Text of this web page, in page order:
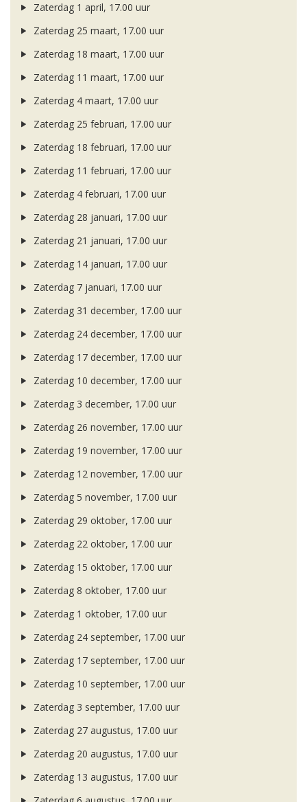
Zaterdag 1 april, 17.00 uur
Zaterdag 25 maart, 17.00 uur
Zaterdag 18 maart, 17.00 uur
Zaterdag 11 maart, 17.00 uur
Zaterdag 4 maart, 17.00 uur
Zaterdag 25 februari, 17.00 uur
Zaterdag 18 februari, 17.00 uur
Zaterdag 11 februari, 17.00 uur
Zaterdag 4 februari, 17.00 uur
Zaterdag 28 januari, 17.00 uur
Zaterdag 21 januari, 17.00 uur
Zaterdag 14 januari, 17.00 uur
Zaterdag 7 januari, 17.00 uur
Zaterdag 31 december, 17.00 uur
Zaterdag 24 december, 17.00 uur
Zaterdag 17 december, 17.00 uur
Zaterdag 10 december, 17.00 uur
Zaterdag 3 december, 17.00 uur
Zaterdag 26 november, 17.00 uur
Zaterdag 19 november, 17.00 uur
Zaterdag 12 november, 17.00 uur
Zaterdag 5 november, 17.00 uur
Zaterdag 29 oktober, 17.00 uur
Zaterdag 22 oktober, 17.00 uur
Zaterdag 15 oktober, 17.00 uur
Zaterdag 8 oktober, 17.00 uur
Zaterdag 1 oktober, 17.00 uur
Zaterdag 24 september, 17.00 uur
Zaterdag 17 september, 17.00 uur
Zaterdag 10 september, 17.00 uur
Zaterdag 3 september, 17.00 uur
Zaterdag 27 augustus, 17.00 uur
Zaterdag 20 augustus, 17.00 uur
Zaterdag 13 augustus, 17.00 uur